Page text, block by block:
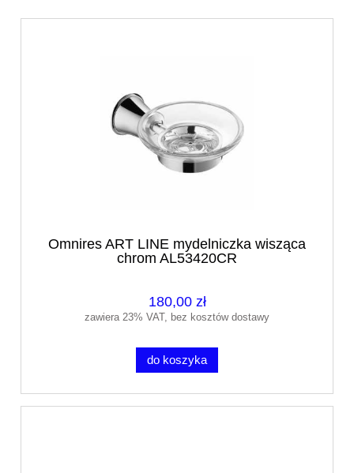
Omnires ART LINE mydelniczka wisząca
chrom AL53420CR
180,00 zł
zawiera 23% VAT, bez kosztów dostawy
do koszyka